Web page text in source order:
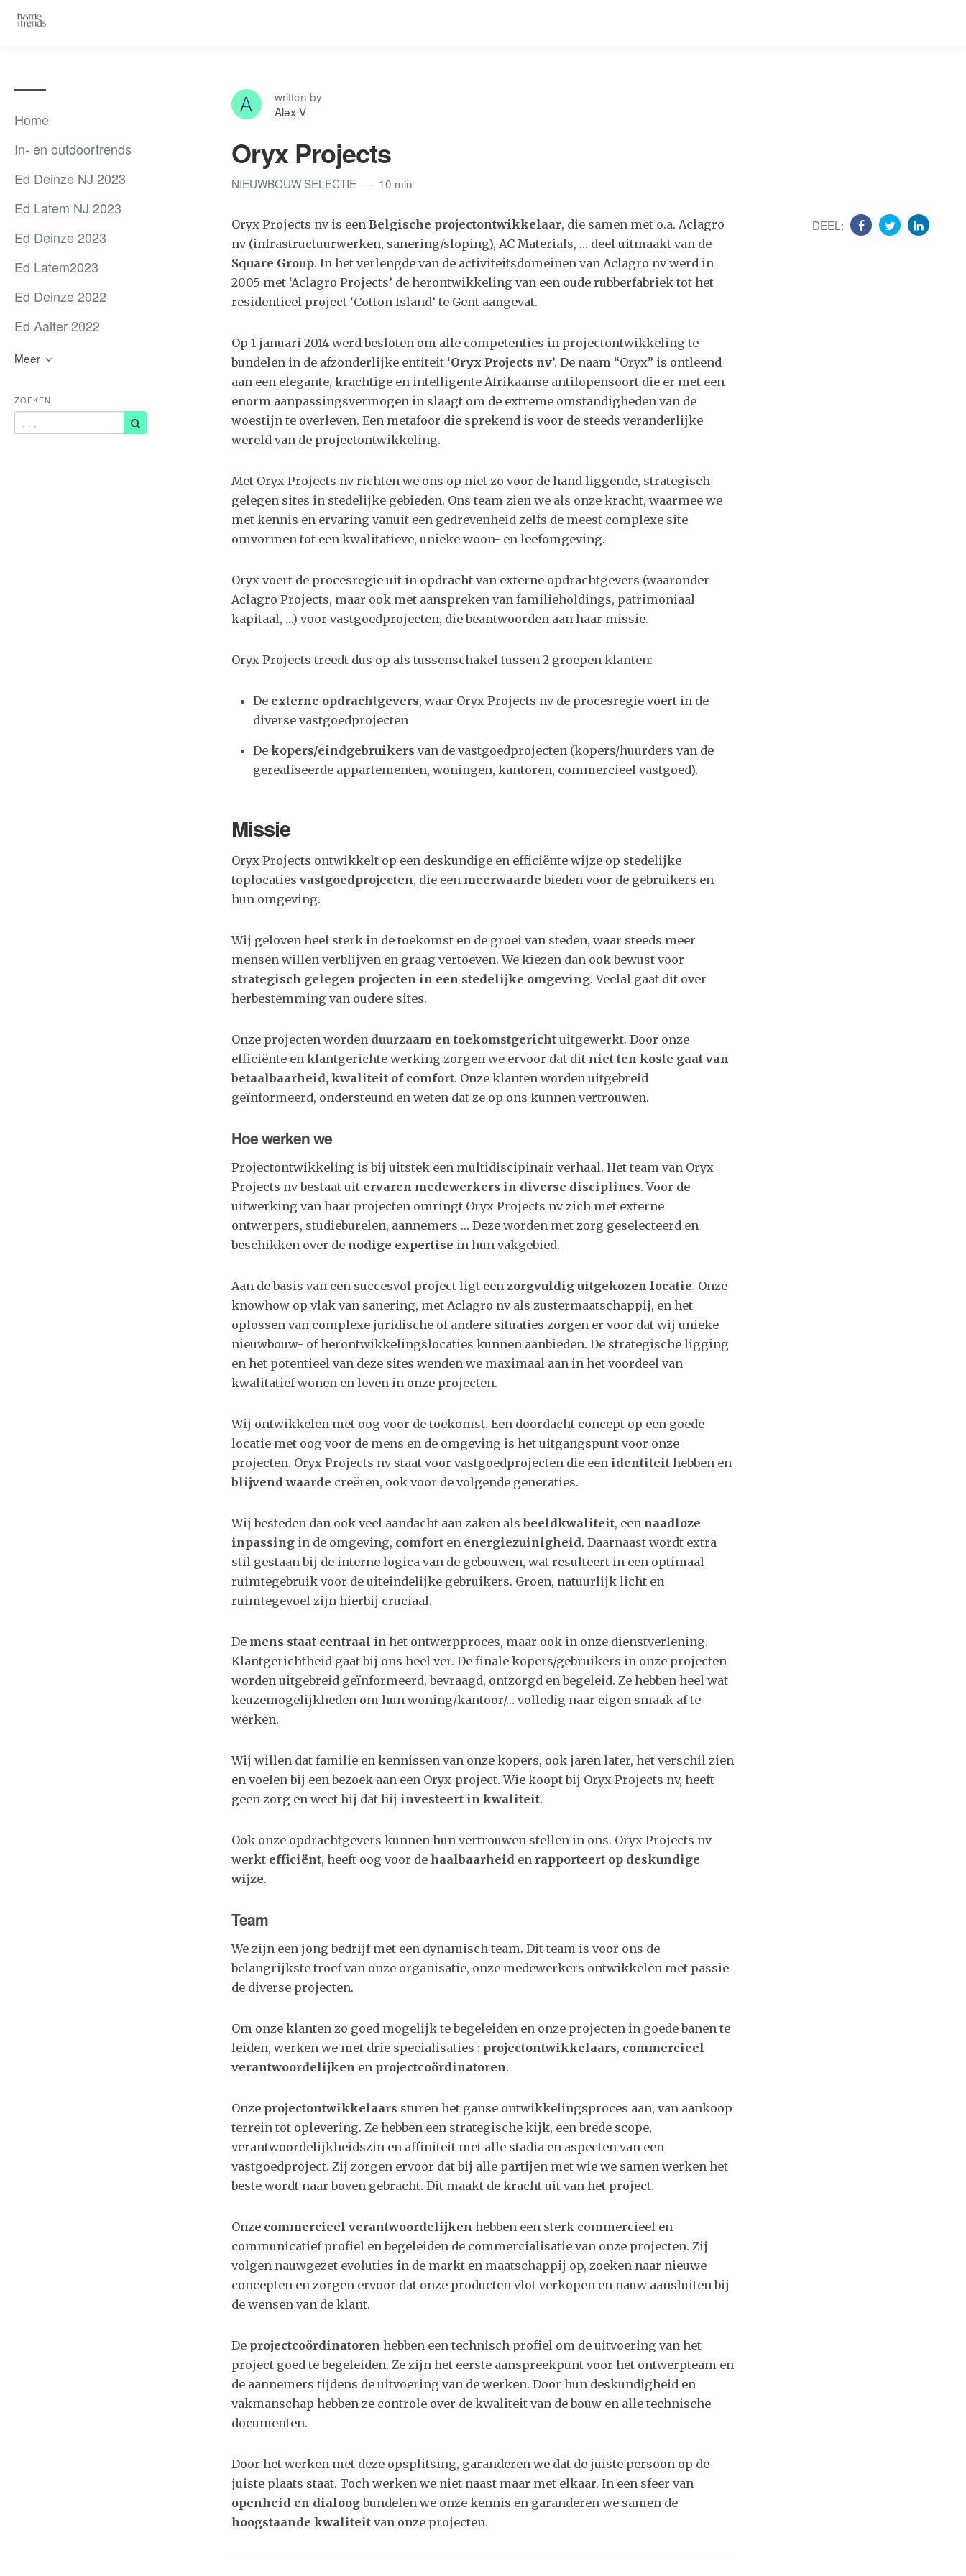
Home
In- en outdoortrends
Ed Deinze NJ 2023
Ed Latem NJ 2023
Ed Deinze 2023
Ed Latem2023
Ed Deinze 2022
Ed Aalter 2022
Meer
ZOEKEN
written by
Alex V
Oryx Projects
NIEUWBOUW SELECTIE 10 min
Oryx Projects nv is een Belgische projectontwikkelaar, die samen met o.a. Aclagro
nv (infrastructuurwerken, sanering/sloping), AC Materials, … deel uitmaakt van de
Square Group. In het verlengde van de activiteitsdomeinen van Aclagro nv werd in
2005 met ‘Aclagro Projects’ de herontwikkeling van een oude rubberfabriek tot het
residentieel project ‘Cotton Island’ te Gent aangevat.
Op 1 januari 2014 werd besloten om alle competenties in projectontwikkeling te
bundelen in de afzonderlijke entiteit ‘Oryx Projects nv’. De naam “Oryx” is ontleend
aan een elegante, krachtige en intelligente Afrikaanse antilopensoort die er met een
enorm aanpassingsvermogen in slaagt om de extreme omstandigheden van de
woestijn te overleven. Een metafoor die sprekend is voor de steeds veranderlijke
wereld van de projectontwikkeling.
Met Oryx Projects nv richten we ons op niet zo voor de hand liggende, strategisch
gelegen sites in stedelijke gebieden. Ons team zien we als onze kracht, waarmee we
met kennis en ervaring vanuit een gedrevenheid zelfs de meest complexe site
omvormen tot een kwalitatieve, unieke woon- en leefomgeving.
Oryx voert de procesregie uit in opdracht van externe opdrachtgevers (waaronder
Aclagro Projects, maar ook met aanspreken van familieholdings, patrimoniaal
kapitaal, …) voor vastgoedprojecten, die beantwoorden aan haar missie.
Oryx Projects treedt dus op als tussenschakel tussen 2 groepen klanten:
De externe opdrachtgevers, waar Oryx Projects nv de procesregie voert in de
diverse vastgoedprojecten
De kopers/eindgebruikers van de vastgoedprojecten (kopers/huurders van de
gerealiseerde appartementen, woningen, kantoren, commercieel vastgoed).
Missie
Oryx Projects ontwikkelt op een deskundige en efficiënte wijze op stedelijke
toplocaties vastgoedprojecten, die een meerwaarde bieden voor de gebruikers en
hun omgeving.
Wij geloven heel sterk in de toekomst en de groei van steden, waar steeds meer
mensen willen verblijven en graag vertoeven. We kiezen dan ook bewust voor
strategisch gelegen projecten in een stedelijke omgeving. Veelal gaat dit over
herbestemming van oudere sites.
Onze projecten worden duurzaam en toekomstgericht uitgewerkt. Door onze
efficiënte en klantgerichte werking zorgen we ervoor dat dit niet ten koste gaat van
betaalbaarheid, kwaliteit of comfort. Onze klanten worden uitgebreid
geïnformeerd, ondersteund en weten dat ze op ons kunnen vertrouwen.
Hoe werken we
Projectontwikkeling is bij uitstek een multidiscipinair verhaal. Het team van Oryx
Projects nv bestaat uit ervaren medewerkers in diverse disciplines. Voor de
uitwerking van haar projecten omringt Oryx Projects nv zich met externe
ontwerpers, studieburelen, aannemers … Deze worden met zorg geselecteerd en
beschikken over de nodige expertise in hun vakgebied.
Aan de basis van een succesvol project ligt een zorgvuldig uitgekozen locatie. Onze
knowhow op vlak van sanering, met Aclagro nv als zustermaatschappij, en het
oplossen van complexe juridische of andere situaties zorgen er voor dat wij unieke
nieuwbouw- of herontwikkelingslocaties kunnen aanbieden. De strategische ligging
en het potentieel van deze sites wenden we maximaal aan in het voordeel van
kwalitatief wonen en leven in onze projecten.
Wij ontwikkelen met oog voor de toekomst. Een doordacht concept op een goede
locatie met oog voor de mens en de omgeving is het uitgangspunt voor onze
projecten. Oryx Projects nv staat voor vastgoedprojecten die een identiteit hebben en
blijvend waarde creëren, ook voor de volgende generaties.
Wij besteden dan ook veel aandacht aan zaken alsbeeldkwaliteit, een naadloze
inpassing in de omgeving, comfort en energiezuinigheid. Daarnaast wordt extra
stil gestaan bij de interne logica van de gebouwen, wat resulteert in een optimaal
ruimtegebruik voor de uiteindelijke gebruikers. Groen, natuurlijk licht en
ruimtegevoel zijn hierbij cruciaal.
De mens staat centraal in het ontwerpproces, maar ook in onze dienstverlening.
Klantgerichtheid gaat bij ons heel ver. De finale kopers/gebruikers in onze projecten
worden uitgebreid geïnformeerd, bevraagd, ontzorgd en begeleid. Ze hebben heel wat
keuzemogelijkheden om hun woning/kantoor/… volledig naar eigen smaak af te
werken.
Wij willen dat familie en kennissen van onze kopers, ook jaren later, het verschil zien
en voelen bij een bezoek aan een Oryx-project. Wie koopt bij Oryx Projects nv, heeft
geen zorg en weet hij dat hij investeert in kwaliteit.
Ook onze opdrachtgevers kunnen hun vertrouwen stellen in ons. Oryx Projects nv
werkt efficiënt, heeft oog voor de haalbaarheid en rapporteert op deskundige
wijze.
Team
We zijn een jong bedrijf met een dynamisch team. Dit team is voor ons de
belangrijkste troef van onze organisatie, onze medewerkers ontwikkelen met passie
de diverse projecten.
Om onze klanten zo goed mogelijk te begeleiden en onze projecten in goede banen te
leiden, werken we met drie specialisaties : projectontwikkelaars, commercieel
verantwoordelijken en projectcoördinatoren.
Onze projectontwikkelaars sturen het ganse ontwikkelingsproces aan, van aankoop
terrein tot oplevering. Ze hebben een strategische kijk, een brede scope,
verantwoordelijkheidszin en affiniteit met alle stadia en aspecten van een
vastgoedproject. Zij zorgen ervoor dat bij alle partijen met wie we samen werken het
beste wordt naar boven gebracht. Dit maakt de kracht uit van het project.
Onze commercieel verantwoordelijken hebben een sterk commercieel en
communicatief profiel en begeleiden de commercialisatie van onze projecten. Zij
volgen nauwgezet evoluties in de markt en maatschappij op, zoeken naar nieuwe
concepten en zorgen ervoor dat onze producten vlot verkopen en nauw aansluiten bij
de wensen van de klant.
De projectcoördinatoren hebben een technisch profiel om de uitvoering van het
project goed te begeleiden. Ze zijn het eerste aanspreekpunt voor het ontwerpteam en
de aannemers tijdens de uitvoering van de werken. Door hun deskundigheid en
vakmanschap hebben ze controle over de kwaliteit van de bouw en alle technische
documenten.
Door het werken met deze opsplitsing, garanderen we dat de juiste persoon op de
juiste plaats staat. Toch werken we niet naast maar met elkaar. In een sfeer van
openheid en dialoogbundelen we onze kennis en garanderen we samen de
hoogstaande kwaliteit van onze projecten.
DEEL: